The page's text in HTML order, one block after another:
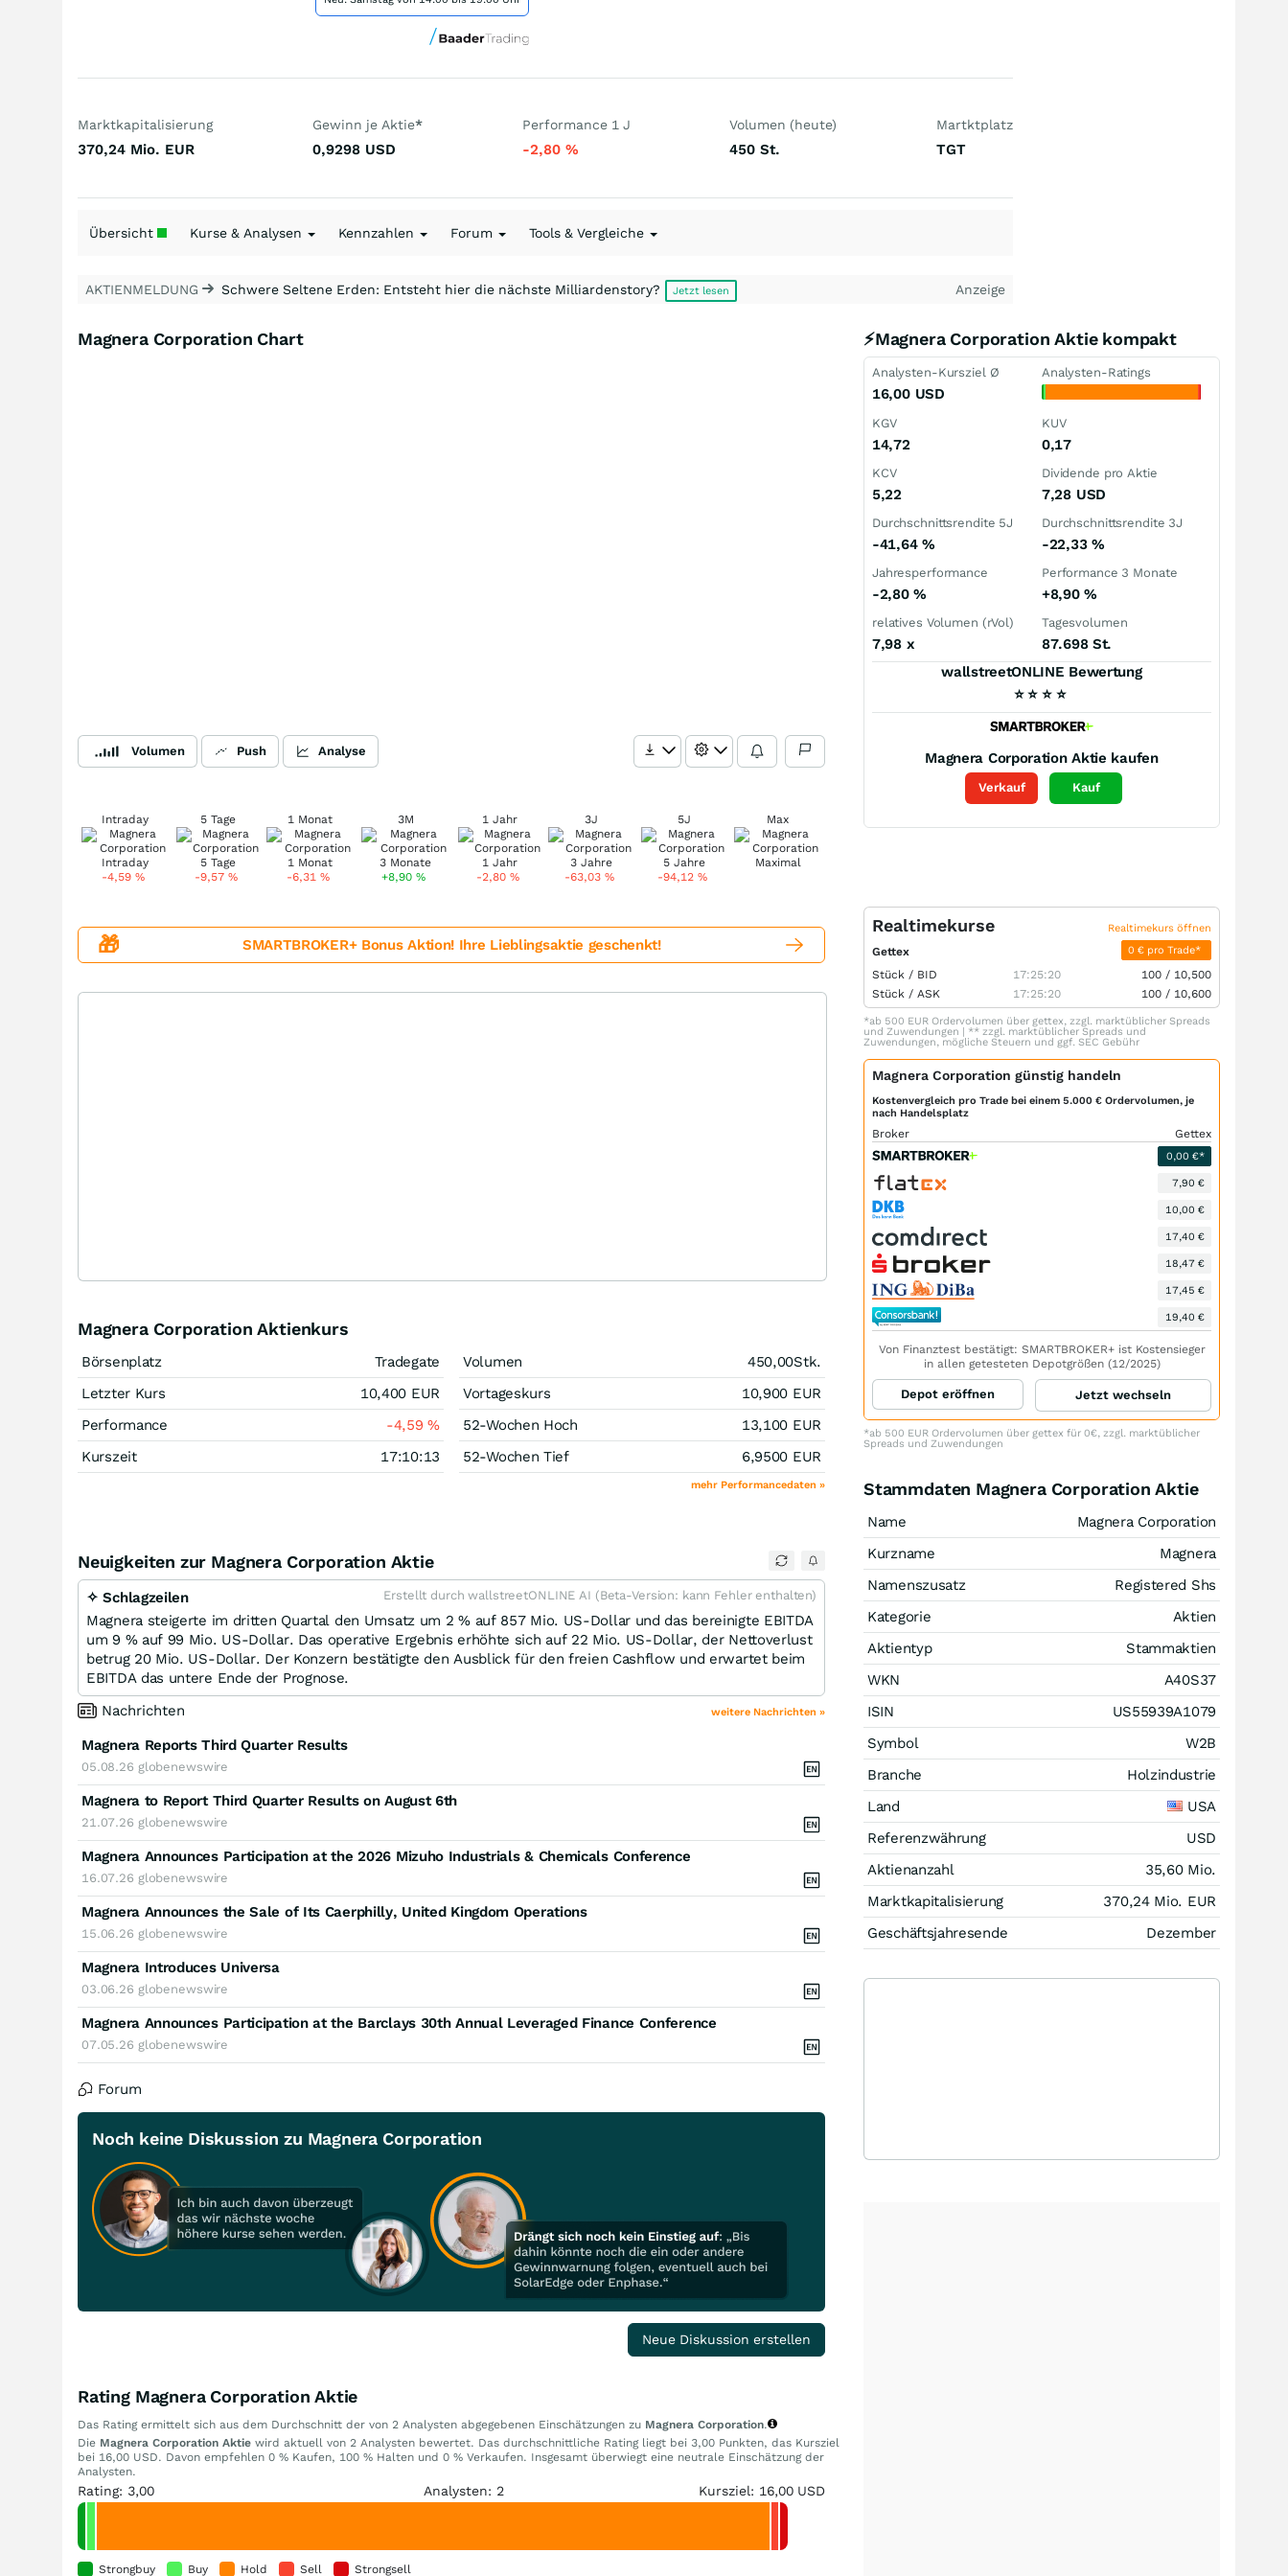
Marktkapitalisierung
370,24 Mio. EUR
Gewinn je Aktie*
0,9298 USD
Performance 1 J
-2,80 %
Volumen (heute)
450 St.
Martktplatz
TGT
Übersicht Kurse & Analysen Kennzahlen Forum Tools & Vergleiche
AKTIENMELDUNG Schwere Seltene Erden: Entsteht hier die nächste Milliardenstory? Jetzt lesen Anzeige
Magnera Corporation Chart
Volumen Push Analyse
Intraday
-4,59%
5 Tage
-9,57 %
1 Monat
-6,31 %
3M
+8,90%
1 Jahr
-2,80 %
3J
-63,03 %
5J
-94,12 %
Max
⚡Magnera Corporation Aktie kompakt
Analysten-Kursziel Ø
16,00 USD
Analysten-Ratings
KGV
14,72
KUV
0,17
KCV
5,22
Dividende pro Aktie
7,28 USD
Durchschnittsrendite 5J
-41,64 %
Durchschnittsrendite 3J
-22,33 %
Jahresperformance
-2,80%
Performance 3 Monate
+8,90%
relatives Volumen (rVol)
7,98 x
Tagesvolumen
87.698 St.
wallstreetONLINE Bewertung
⭐ ⭐ ⭐ ⭐
Magnera Corporation Aktie kaufen
Verkauf Kauf
🎁 SMARTBROKER+ Bonus Aktion! Ihre Lieblingsaktie geschenkt!
Magnera Corporation Aktienkurs
Börsenplatz
Tradegate
Letzter Kurs
10,400 EUR
Performance
-4,59%
Kurszeit
17:10:13
Volumen 450,00Stk.
Vortageskurs
10,900 EUR
52-Wochen Hoch
13,100 EUR
52-Wochen Tief
6,9500 EUR
mehr Performancedaten »
Neuigkeiten zur Magnera Corporation Aktie
✧ Schlagzeilen Erstellt durch wallstreetONLINE AI (Beta-Version: kann Fehler enthalten)
Magnera steigerte im dritten Quartal den Umsatz um 2 % auf 857 Mio. US-Dollar und das bereinigte EBITDA
um 9 % auf 99 Mio. US-Dollar. Das operative Ergebnis erhöhte sich auf 22 Mio. US-Dollar, der Nettoverlust
betrug 20 Mio. US-Dollar. Der Konzern bestätigte den Ausblick für den freien Cashflow und erwartet beim
EBITDA das untere Ende der Prognose.
Nachrichten
weitere Nachrichten »
Magnera Reports Third Quarter Results
05.08.26 globenewswire
Magnera to Report Third Quarter Results on August 6th
21.07.26 globenewswire
Magnera Announces Participation at the 2026 Mizuho Industrials & Chemicals Conference
16.07.26 globenewswire
Magnera Announces the Sale of Its Caerphilly, United Kingdom Operations
15.06.26 globenewswire
Magnera Introduces Universa
03.06.26 globenewswire
Magnera Announces Participation at the Barclays 30th Annual Leveraged Finance Conference
07.05.26 globenewswire
Forum
Noch keine Diskussion zu Magnera Corporation
Neue Diskussion erstellen
Rating Magnera Corporation Aktie
Das Rating ermittelt sich aus dem Durchschnitt der von 2 Analysten abgegebenen Einschätzungen zu Magnera Corporation.
Die Magnera Corporation Aktie wird aktuell von 2 Analysten bewertet. Das durchschnittliche Rating liegt bei 3,00 Punkten, das Kursziel
bei 16,00 USD. Davon empfehlen 0 % Kaufen, 100 % Halten und 0 % Verkaufen. Insgesamt überwiegt eine neutrale Einschätzung der
Analysten.
Rating: 3,00 Analysten: 2 Kursziel: 16,00 USD
Strongbuy Buy Hold Sell Strongsell
Realtimekurse Realtimekurs öffnen
Gettex 0 € pro Trade*
Stück / BID 17:25:20 100 / 10,500
Stück / ASK 17:25:20 100 / 10,600
*ab 500 EUR Ordervolumen über gettex, zzgl. marktüblicher Spreads
und Zuwendungen | ** zzgl. marktüblicher Spreads und
Zuwendungen, mögliche Steuern und ggf. SEC Gebühr
Magnera Corporation günstig handeln
Kostenvergleich pro Trade bei einem 5.000 € Ordervolumen, je
nach Handelsplatz
Broker Gettex
0,00 €*
7,90 €
10,00 €
17,40 €
18,47 €
17,45 €
19,40 €
Von Finanztest bestätigt: SMARTBROKER+ ist Kostensieger
in allen getesteten Depotgrößen (12/2025)
Depot eröffnen Jetzt wechseln
*ab 500 EUR Ordervolumen über gettex für 0€, zzgl. marktüblicher
Spreads und Zuwendungen
Stammdaten Magnera Corporation Aktie
Name
Magnera Corporation
Kurzname
Magnera
Namenszusatz
Registered Shs
Kategorie
Aktien
Aktientyp
Stammaktien
WKN
A40S37
ISIN
US55939A1079
Symbol
W2B
Branche
Holzindustrie
Land
USA
Referenzwährung
USD
Aktienanzahl
35,60 Mio.
Marktkapitalisierung
370,24 Mio. EUR
Geschäftsjahresende
Dezember